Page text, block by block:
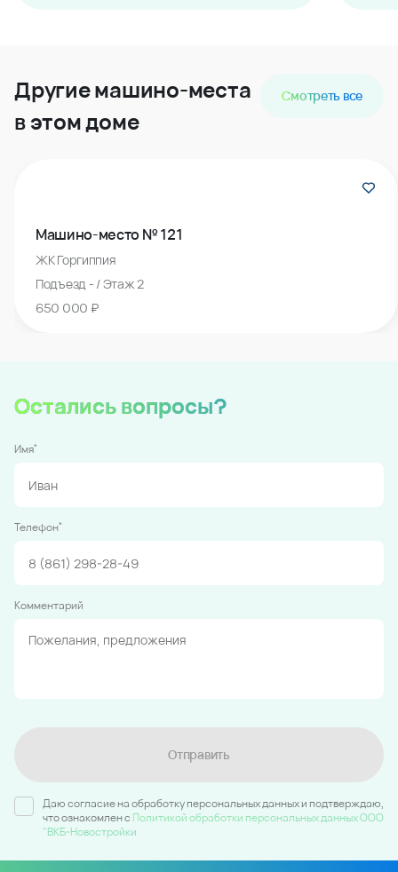
Другие машино-места
в этом доме
Смотреть все
Машино-место № 121
ЖК Горгиппия
Подъезд - / Этаж 2
650 000 ₽
Остались вопросы?
Имя*
Телефон*
Комментарий
Отправить
Даю согласие на обработку персональных данных и подтверждаю,
что ознакомлен c Политикой обработки персональных данных ООО
"ВКБ-Новостройки